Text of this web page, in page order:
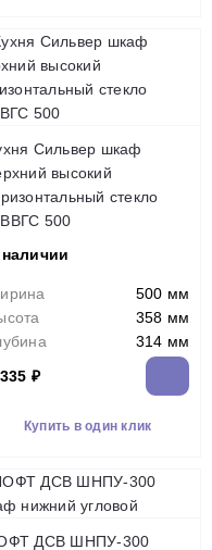
Сильвер шкаф
высокий
стекло
500
500 мм
358 мм
314 мм
₽
Купить в один клик
ДСВ ШНПУ-300